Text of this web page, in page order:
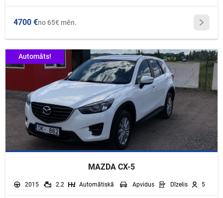
4700 €no 65€ mēn.
Automāts!
MAZDA CX-5
2015 2.2 Automātiskā Apvidus Dīzelis 5